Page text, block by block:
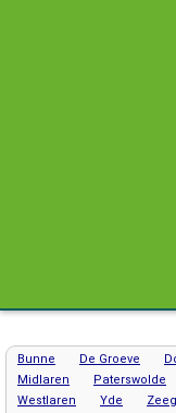
Bunne De Groeve
Midlaren
Paterswolde
Westlaren
Yde